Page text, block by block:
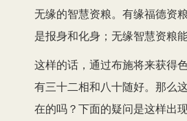
无缘的智慧资粮。有缘福德资
是报身和化身；无缘智慧资粮能
这样的话，通过布施将来获得
有三十二相和八十随好。那么
在的吗？下面的疑问是这样出